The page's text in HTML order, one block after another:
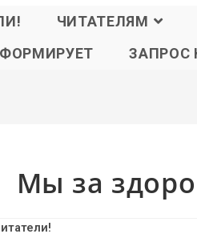
ЧИТАТЕЛЯМ
ЗАПРОС
Мы за